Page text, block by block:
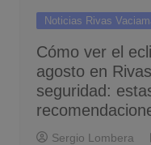
Noticias Rivas
Cómo ver el
agosto en
seguridad:
Sergio Lombera